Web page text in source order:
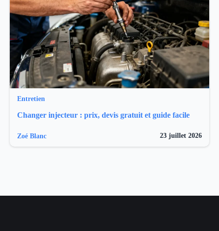
Entretien
Changer injecteur : prix, devis gratuit et guide facile
Zoé Blanc 23 juillet 2026